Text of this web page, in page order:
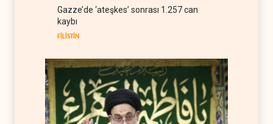
Hava gücü Trump'ın
Gazze’de ‘ateşkes’ sonrası 1.257 can
kaybı
FİLİSTİN